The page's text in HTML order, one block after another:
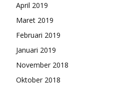
April 2019
Maret 2019
Februari 2019
Januari 2019
November 2018
Oktober 2018